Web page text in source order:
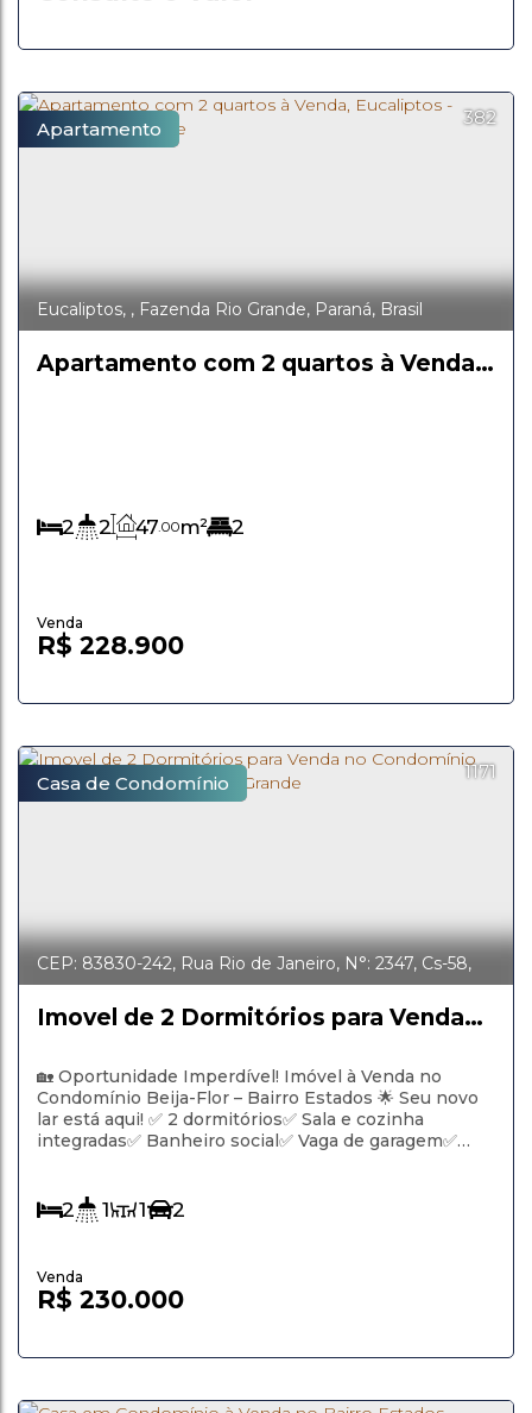
382
Apartamento
Apartamento com 2 quartos à Venda,
R$ 228.900
Eucaliptos , Fazenda Rio Grande, Paraná, Brasil
2 2 47 .00m² 2
1171
Casa de Condomínio
Imovel de 2 Dormitórios para Venda
Rio Grande
R$ 230.000
CEP: 83830-242, Rua Rio de Janeiro, N°: 2347, Cs-58,
Estados ,Fazenda Rio Grande,Paraná,Brasil
2 1 1 2
🏡 Oportunidade Imperdível! Imóvel à Venda no
Condomínio Beija-Flor – Bairro Estados 🌟 Seu novo
lar está aqui! ✅ 2 dormitórios✅ Sala e cozinha
integradas✅ Banheiro social✅ Vaga de garagem✅
acesso ao centro Facilitamos o financiamento! Não
perca essa chance de morar com...